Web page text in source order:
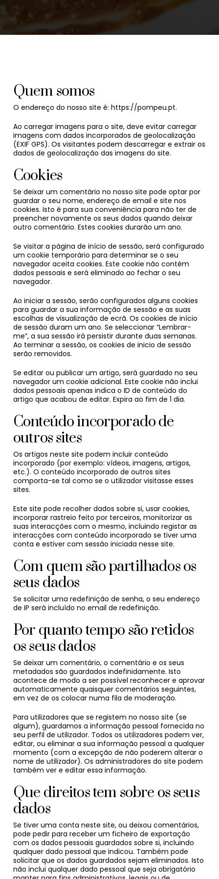
Quem somos
O endereço do nosso site é: https://pompeu.pt.
Ao carregar imagens para o site, deve evitar carregar
imagens com dados incorporados de geolocalização
(EXIF GPS). Os visitantes podem descarregar e extrair os
dados de geolocalização das imagens do site.
Cookies
Se deixar um comentário no nosso site pode optar por
guardar o seu nome, endereço de email e site nos
cookies. Isto é para sua conveniência para não ter de
preencher novamente os seus dados quando deixar
outro comentário. Estes cookies durarão um ano.
Se visitar a página de início de sessão, será configurado
um cookie temporário para determinar se o seu
navegador aceita cookies. Este cookie não contém
dados pessoais e será eliminado ao fechar o seu
navegador.
Ao iniciar a sessão, serão configurados alguns cookies
para guardar a sua informação de sessão e as suas
escolhas de visualização de ecrã. Os cookies de início
de sessão duram um ano. Se seleccionar “Lembrar-
me”, a sua sessão irá persistir durante duas semanas.
Ao terminar a sessão, os cookies de inicio de sessão
serão removidos.
Se editar ou publicar um artigo, será guardado no seu
navegador um cookie adicional. Este cookie não inclui
dados pessoais apenas indica o ID de conteúdo do
artigo que acabou de editar. Expira ao fim de 1 dia.
Conteúdo incorporado de
outros sites
Os artigos neste site podem incluir conteúdo
incorporado (por exemplo: vídeos, imagens, artigos,
etc.). O conteúdo incorporado de outros sites
comporta-se tal como se o utilizador visitasse esses
sites.
Este site pode recolher dados sobre si, usar cookies,
incorporar rastreio feito por terceiros, monitorizar as
suas interacções com o mesmo, incluindo registar as
interacções com conteúdo incorporado se tiver uma
conta e estiver com sessão iniciada nesse site.
Com quem são partilhados os
seus dados
Se solicitar uma redefinição de senha, o seu endereço
de IP será incluído no email de redefinição.
Por quanto tempo são retidos
os seus dados
Se deixar um comentário, o comentário e os seus
metadados são guardados indefinidamente. Isto
acontece de modo a ser possível reconhecer e aprovar
automaticamente quaisquer comentários seguintes,
em vez de os colocar numa fila de moderação.
Para utilizadores que se registem no nosso site (se
algum), guardamos a informação pessoal fornecida no
seu perfil de utilizador. Todos os utilizadores podem ver,
editar, ou eliminar a sua informação pessoal a qualquer
momento (com a excepção de não poderem alterar o
nome de utilizador). Os administradores do site podem
também ver e editar essa informação.
Que direitos tem sobre os seus
dados
Se tiver uma conta neste site, ou deixou comentários,
pode pedir para receber um ficheiro de exportação
com os dados pessoais guardados sobre si, incluindo
qualquer dado pessoal que indicou. Também pode
solicitar que os dados guardados sejam eliminados. Isto
não inclui qualquer dado pessoal que seja obrigatório